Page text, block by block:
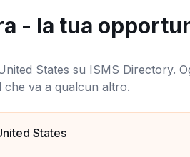
- la tua
States su ISMS Directory.
che va a qualcun altro.
States